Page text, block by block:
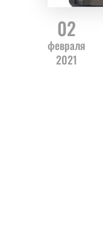
02
февраля
2021